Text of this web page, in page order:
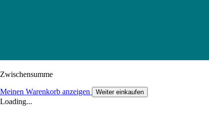
Zwischensumme
Meinen Warenkorb anzeigen Weiter einkaufen
Loading...